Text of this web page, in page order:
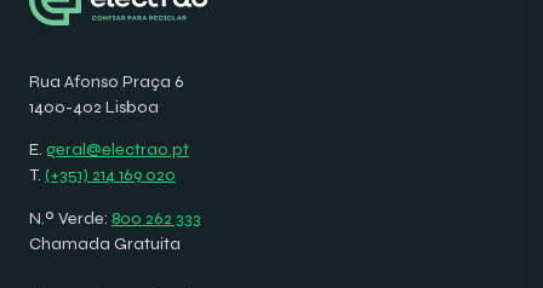
Rua Afonso Praça 6
1400-402 Lisboa
E. geral@electrao.pt
T. (+351) 214 169 020
N.º Verde: 800 262 333
Chamada Gratuita